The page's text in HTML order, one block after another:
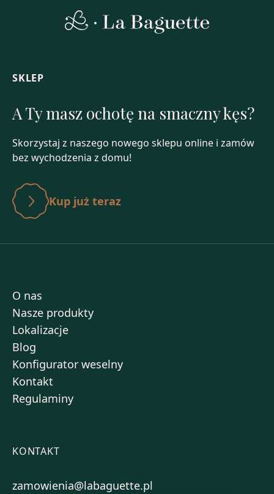
SKLEP
A Ty masz ochotę na smaczny kęs?
Skorzystaj z naszego nowego sklepu online i zamów
bez wychodzenia z domu!
Kup już teraz
O nas
Nasze produkty
Lokalizacje
Blog
Konfigurator weselny
Kontakt
Regulaminy
KONTAKT
zamowienia@labaguette.pl